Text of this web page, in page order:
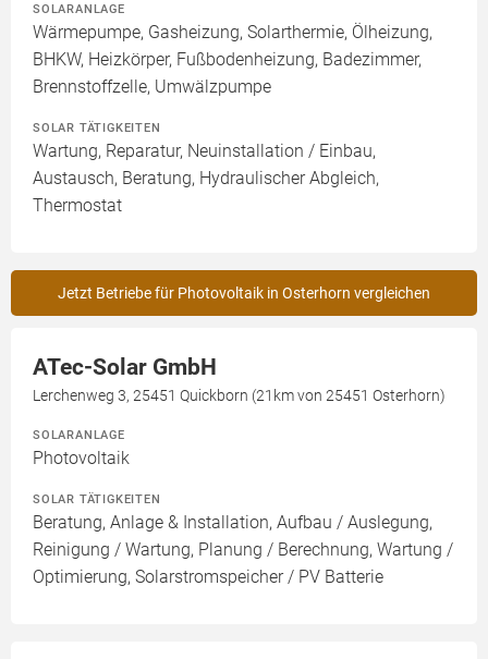
SOLARANLAGE
Wärmepumpe, Gasheizung, Solarthermie, Ölheizung,
BHKW, Heizkörper, Fußbodenheizung, Badezimmer,
Brennstoffzelle, Umwälzpumpe
SOLAR TÄTIGKEITEN
Wartung, Reparatur, Neuinstallation / Einbau,
Austausch, Beratung, Hydraulischer Abgleich,
Thermostat
Jetzt Betriebe für Photovoltaik in Osterhorn vergleichen
ATec-Solar GmbH
Lerchenweg 3, 25451 Quickborn (21km von 25451 Osterhorn)
SOLARANLAGE
Photovoltaik
SOLAR TÄTIGKEITEN
Beratung, Anlage & Installation, Aufbau / Auslegung,
Reinigung / Wartung, Planung / Berechnung, Wartung /
Optimierung, Solarstromspeicher / PV Batterie